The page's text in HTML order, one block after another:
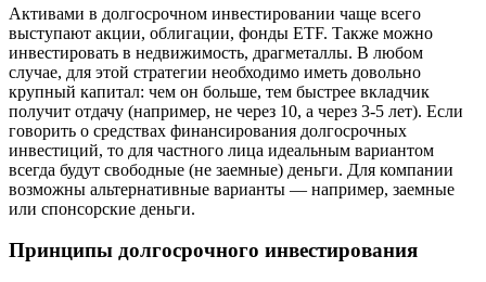
Активами в долгосрочном инвестировании чаще всего
выступают акции, облигации, фонды ETF. Также можно
инвестировать в недвижимость, драгметаллы. В любом
случае, для этой стратегии необходимо иметь довольно
крупный капитал: чем он больше, тем быстрее вкладчик
получит отдачу (например, не через 10, а через 3-5 лет). Если
говорить о средствах финансирования долгосрочных
инвестиций, то для частного лица идеальным вариантом
всегда будут свободные (не заемные) деньги. Для компании
возможны альтернативные варианты — например, заемные
или спонсорские деньги.
Принципы долгосрочного инвестирования